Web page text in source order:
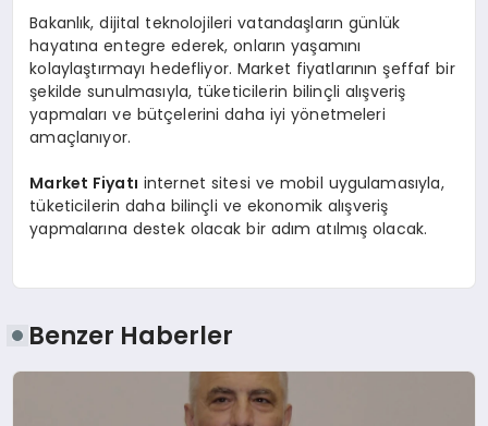
Bakanlık, dijital teknolojileri vatandaşların günlük
hayatına entegre ederek, onların yaşamını
kolaylaştırmayı hedefliyor. Market fiyatlarının şeffaf bir
şekilde sunulmasıyla, tüketicilerin bilinçli alışveriş
yapmaları ve bütçelerini daha iyi yönetmeleri
amaçlanıyor.
Market Fiyatı internet sitesi ve mobil uygulamasıyla,
tüketicilerin daha bilinçli ve ekonomik alışveriş
yapmalarına destek olacak bir adım atılmış olacak.
Benzer Haberler